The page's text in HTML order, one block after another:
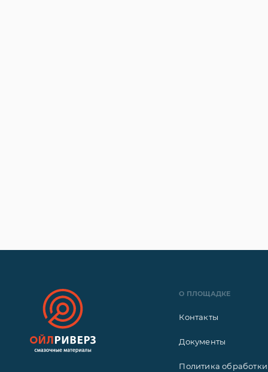
О ПЛОЩАДКЕ
Контакты
Документы
Политика обработки